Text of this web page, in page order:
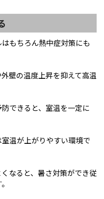
もちろん熱中症対策にも
壁の温度上昇を抑えて高温
できると、室温を一定に
温が上がりやすい環境で
なると、暑さ対策ができ従